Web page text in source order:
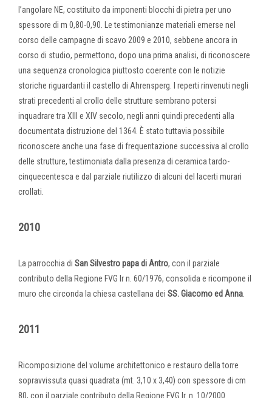
l’angolare NE, costituito da imponenti blocchi di pietra per uno
spessore di m 0,80-0,90. Le testimonianze materiali emerse nel
corso delle campagne di scavo 2009 e 2010, sebbene ancora in
corso di studio, permettono, dopo una prima analisi, di riconoscere
una sequenza cronologica piuttosto coerente con le notizie
storiche riguardanti il castello di Ahrensperg. I reperti rinvenuti negli
strati precedenti al crollo delle strutture sembrano potersi
inquadrare tra XIII e XIV secolo, negli anni quindi precedenti alla
documentata distruzione del 1364. È stato tuttavia possibile
riconoscere anche una fase di frequentazione successiva al crollo
delle strutture, testimoniata dalla presenza di ceramica tardo-
cinquecentesca e dal parziale riutilizzo di alcuni del lacerti murari
crollati.
2010
La parrocchia di San Silvestro papa di Antro, con il parziale
contributo della Regione FVG lr n. 60/1976, consolida e ricompone il
muro che circonda la chiesa castellana dei SS. Giacomo ed Anna
2011
Ricomposizione del volume architettonico e restauro della torre
sopravvissuta quasi quadrata (mt. 3,10 x 3,40) con spessore di cm
80, con il parziale contributo della Regione FVG lr. n. 10/2000.